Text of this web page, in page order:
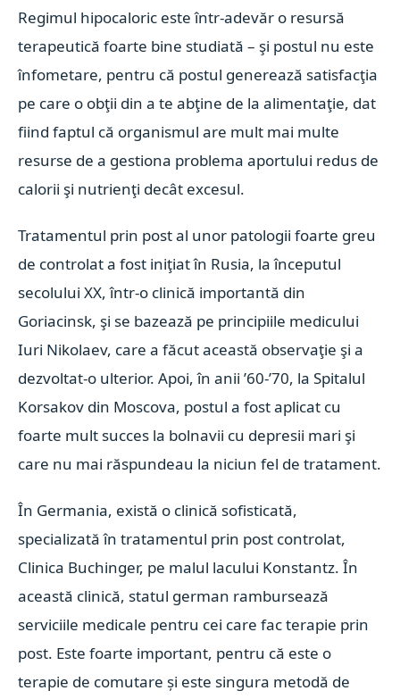
Regimul hipocaloric este într-adevăr o resursă
terapeutică foarte bine studiată – şi postul nu este
înfometare, pentru că postul generează satisfacţia
pe care o obţii din a te abţine de la alimentaţie, dat
fiind faptul că organismul are mult mai multe
resurse de a gestiona problema aportului redus de
calorii şi nutrienţi decât excesul.
Tratamentul prin post al unor patologii foarte greu
de controlat a fost iniţiat în Rusia, la începutul
secolului XX, într-o clinică importantă din
Goriacinsk, şi se bazează pe principiile medicului
Iuri Nikolaev, care a făcut această observaţie şi a
dezvoltat-o ulterior. Apoi, în anii ’60-’70, la Spitalul
Korsakov din Moscova, postul a fost aplicat cu
foarte mult succes la bolnavii cu depresii mari şi
care nu mai răspundeau la niciun fel de tratament.
În Germania, există o clinică sofisticată,
specializată în tratamentul prin post controlat,
Clinica Buchinger, pe malul lacului Konstantz. În
această clinică, statul german rambursează
serviciile medicale pentru cei care fac terapie prin
post. Este foarte important, pentru că este o
terapie de comutare și este singura metodă de